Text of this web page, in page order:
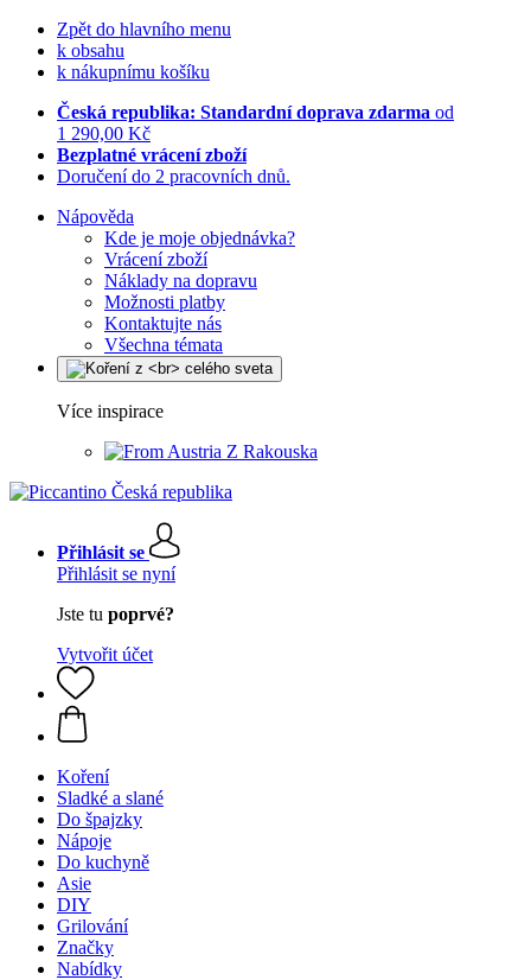
Zpět do hlavního menu
k obsahu
k nákupnímu košíku
Česká republika: Standardní doprava zdarma od
1 290,00 Kč
Bezplatné vrácení zboží
Doručení do 2 pracovních dnů.
Nápověda
Kde je moje objednávka?
Vrácení zboží
Náklady na dopravu
Možnosti platby
Kontaktujte nás
Všechna témata
Více inspirace
Z Rakouska
Přihlásit se
Přihlásit se nyní
Jste tu poprvé?
Vytvořit účet
Koření
Sladké a slané
Do špajzky
Nápoje
Do kuchyně
Asie
DIY
Grilování
Značky
Nabídky